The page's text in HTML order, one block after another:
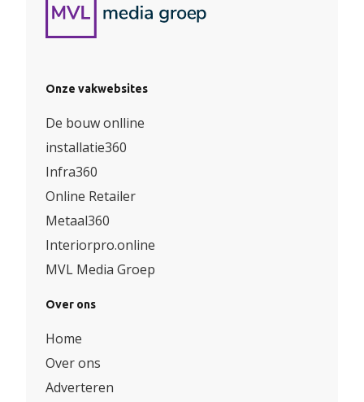
Onze vakwebsites
De bouw onlline
installatie360
Infra360
Online Retailer
Metaal360
Interiorpro.online
MVL Media Groep
Over ons
Home
Over ons
Adverteren